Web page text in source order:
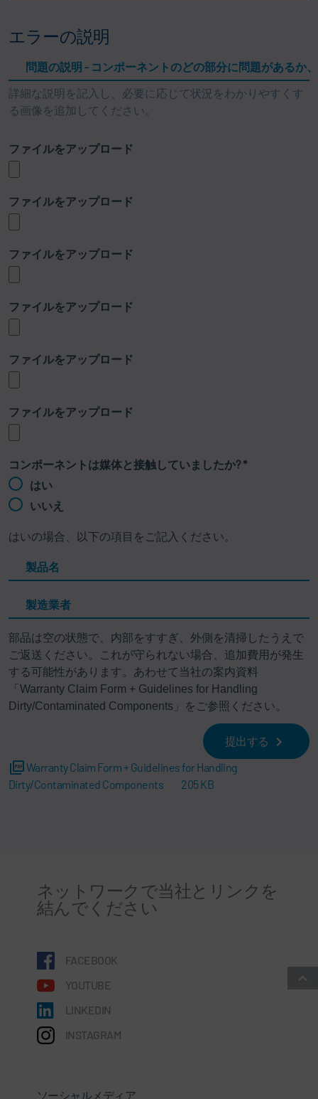
エラーの説明
問題の説明 - コンポーネントのどの部分に問題があるか
詳細な説明を記入し、必要に応じて状況をわかりやすくす
る画像を追加してください。
ファイルをアップロード
ファイルをアップロード
ファイルをアップロード
ファイルをアップロード
ファイルをアップロード
ファイルをアップロード
コンポーネントは媒体と接触していましたか? *
はい
いいえ
はいの場合、以下の項目をご記入ください。
製品名
製造業者
部品は空の状態で、内部をすすぎ、外側を清掃したうえで
ご返送ください。これが守られない場合、追加費用が発生
する可能性があります。あわせて当社の案内資料
「Warranty Claim Form + Guidelines for Handling
Dirty/Contaminated Components」をご参照ください。
提出する
Warranty Claim Form + Guidelines for Handling
Dirty/Contaminated Components
205 KB
ネットワークで当社とリンクを
結んでください
FACEBOOK
YOUTUBE
LINKEDIN
INSTAGRAM
ソーシャルメディア